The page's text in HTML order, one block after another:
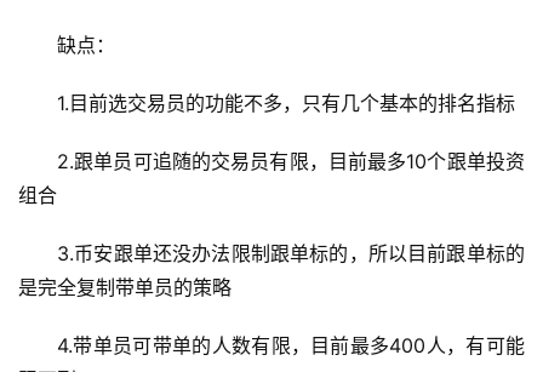
缺点：
1.目前选交易员的功能不多，只有几个基本的排名指标
2.跟单员可追随的交易员有限，目前最多10个跟单投资
组合
3.币安跟单还没办法限制跟单标的，所以目前跟单标的
是完全复制带单员的策略
4.带单员可带单的人数有限，目前最多400人，有可能